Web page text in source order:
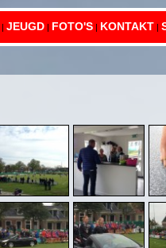
| JEUGD | FOTO'S | KONTAKT |